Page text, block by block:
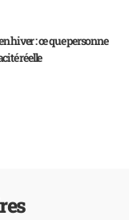
hiver : ce que personne
réelle